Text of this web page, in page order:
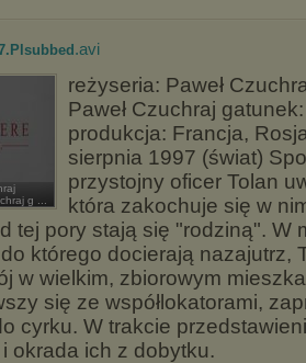
.avi
g ...
reżyseria: Paweł
Paweł Czuchraj
produkcja: Francja,
sierpnia 1997 (świat)
przystojny oficer Tolan
która zakochuje się w
tej pory stają się "rodziną". W
którego docierają nazajutrz,
w wielkim, zbiorowym
się ze współlokatorami,
cyrku. W trakcie
okrada ich z dobytku.